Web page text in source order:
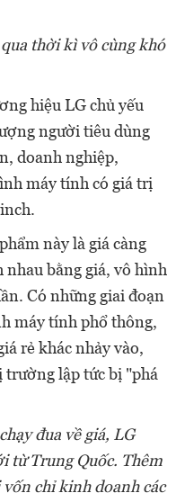
thời kì vô cùng khó
hiệu LG chủ yếu
người tiêu dùng
doanh nghiệp,
máy tính có giá trị
này là giá càng
nhau bằng giá, vô hình
Có những giai đoạn
máy tính phổ thông,
rẻ khác nhảy vào,
trường lập tức bị "phá
đua về giá, LG
từ Trung Quốc. Thêm
chỉ kinh doanh các